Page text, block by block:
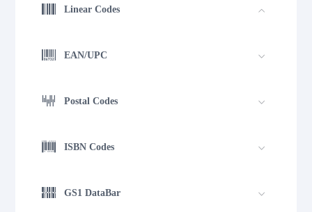
Linear Codes
EAN/UPC
Postal Codes
ISBN Codes
GS1 DataBar